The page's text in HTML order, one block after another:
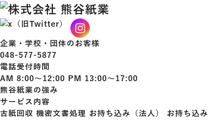
企業・学校・団体のお客様
048-577-5877
電話受付時間
AM 8:00～12:00 PM 13:00～17:00
熊谷紙業の強み
サービス内容
古紙回収 機密文書処理 お持ち込み（法人）
お持ち込み